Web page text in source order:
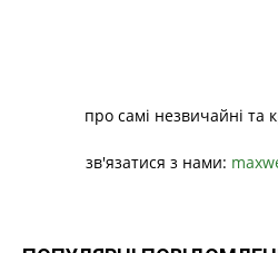
про самі незвичайні та
зв'язатися з нами: